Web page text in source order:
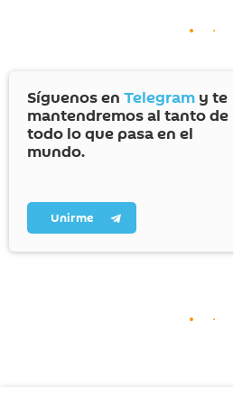
Síguenos en Telegram y te
mantendremos al tanto de
todo lo que pasa en el
mundo.
Unirme